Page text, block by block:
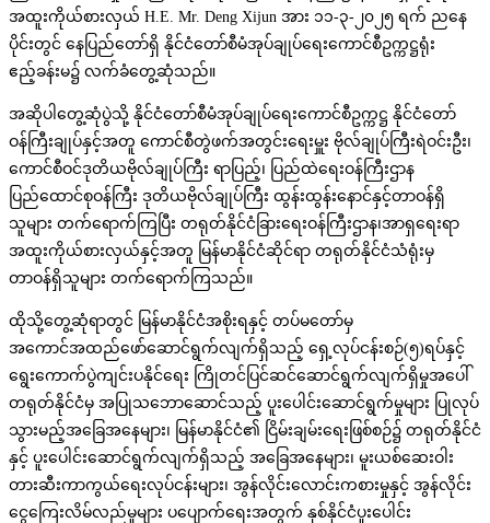
အထူးကိုယ်စားလှယ် H.E. Mr. Deng Xijun အား ၁၁-၃-၂၀၂၅ ရက် ညနေ
ပိုင်းတွင် နေပြည်တော်ရှိ နိုင်ငံတော်စီမံအုပ်ချုပ်ရေးကောင်စီဥက္ကဋ္ဌရုံး
ဧည့်ခန်းမ၌ လက်ခံတွေ့ဆုံသည်။
အဆိုပါတွေ့ဆုံပွဲသို့ နိုင်ငံတော်စီမံအုပ်ချုပ်ရေးကောင်စီဥက္ကဋ္ဌ နိုင်ငံတော်
ဝန်ကြီးချုပ်နှင့်အတူ ကောင်စီတွဲဖက်အတွင်းရေးမှူး ဗိုလ်ချုပ်ကြီးရဲဝင်းဦး၊
ကောင်စီဝင်ဒုတိယဗိုလ်ချုပ်ကြီး ရာပြည့်၊ ပြည်ထဲရေးဝန်ကြီးဌာန
ပြည်ထောင်စုဝန်ကြီး ဒုတိယဗိုလ်ချုပ်ကြီး ထွန်းထွန်းနောင်နှင့်တာဝန်ရှိ
သူများ တက်ရောက်ကြပြီး တရုတ်နိုင်ငံခြားရေးဝန်ကြီးဌာန၊အာရှရေးရာ
အထူးကိုယ်စားလှယ်နှင့်အတူ မြန်မာနိုင်ငံဆိုင်ရာ တရုတ်နိုင်ငံသံရုံးမှ
တာဝန်ရှိသူများ တက်ရောက်ကြသည်။
ထိုသို့တွေ့ဆုံရာတွင် မြန်မာနိုင်ငံအစိုးရနှင့် တပ်မတော်မှ
အကောင်အထည်ဖော်ဆောင်ရွက်လျက်ရှိသည့် ရှေ့လုပ်ငန်းစဉ်(၅)ရပ်နှင့်
ရွေးကောက်ပွဲကျင်းပနိုင်ရေး ကြိုတင်ပြင်ဆင်ဆောင်ရွက်လျက်ရှိမှုအပေါ်
တရုတ်နိုင်ငံမှ အပြုသဘောဆောင်သည့် ပူးပေါင်းဆောင်ရွက်မှုများ ပြုလုပ်
သွားမည့်အခြေအနေများ၊ မြန်မာနိုင်ငံ၏ ငြိမ်းချမ်းရေးဖြစ်စဉ်၌ တရုတ်နိုင်ငံ
နှင့် ပူးပေါင်းဆောင်ရွက်လျက်ရှိသည့် အခြေအနေများ၊ မူးယစ်ဆေးဝါး
တားဆီးကာကွယ်ရေးလုပ်ငန်းများ၊ အွန်လိုင်းလောင်းကစားမှုနှင့် အွန်လိုင်း
ငွေကြေးလိမ်လည်မှုများ ပပျောက်ရေးအတွက် နှစ်နိုင်ငံပူးပေါင်း